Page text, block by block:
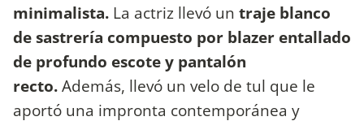
minimalista. La actriz llevó un traje blanco
de sastrería compuesto por blazer entallado
de profundo escote y pantalón
recto.Además, llevó un velo de tul que le
aportó una impronta contemporánea y